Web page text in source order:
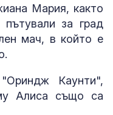
Мария, както
за град
мач, в който е
Каунти",
Алиса също са